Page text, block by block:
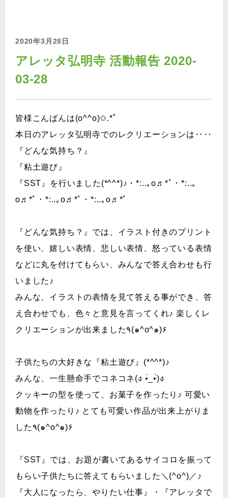
2020年3月28日
アレッタ弘明寺 活動報告 2020-
03-28
皆様こんばんは(o^^o)✩.*˚
本日のアレッタ弘明寺でのレクリエーションは‥‥
『どんな気持ち？』
『粘土遊び』
『SST』を行いました(*^^*)♪・*:..｡o♬*ﾟ・*:..｡
o♬*ﾟ・*:..｡o♬*ﾟ・*:..｡o♬*ﾟ
『どんな気持ち？』では、イラスト付きのプリント
を 使い、嬉しい表情、悲しい表情、怒っている表情
などに 丸を付けてもらい、みんなで答え合わせも行
いました♪
みんな、イラストの表情を見て答える事ができ、答
え合 わせでも、色々と意見を言ってくれ♪ 楽しくレ
クリエーションが出来ました٩(๑^o^๑)۶
子供たちの大好きな『粘土遊び』(*^^*)♪
みんな、一生懸命手でコネコネ(ง •̀_•́)ง
クッキーの型を使って、お菓子を作ったり♪ 可愛い
動物 を作ったり♪ とても可愛い作品が出来上がりま
した٩(๑^o^๑)۶
『SST』では、お題が書いてあるサイコロを振って
もらい 子供たちに答えてもらいました＼(^o^)／♪
『大人になったら、やりたい仕事』・『アレッタで